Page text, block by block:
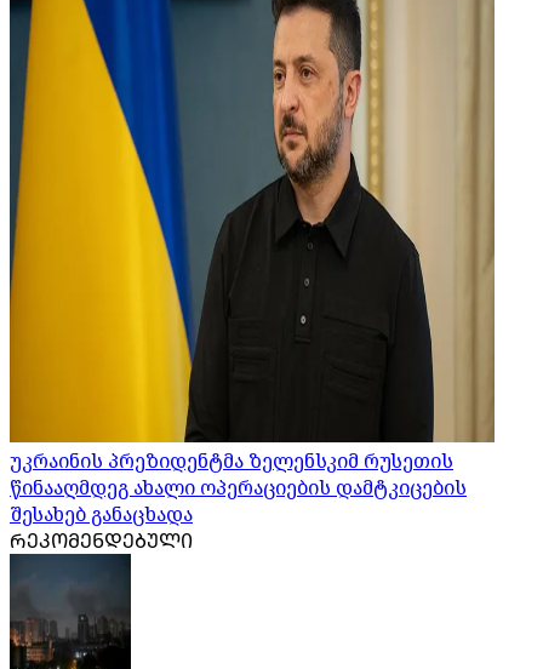
უკრაინის პრეზიდენტმა ზელენსკიმ რუსეთის
წინააღმდეგ ახალი ოპერაციების დამტკიცების
შესახებ განაცხადა
ᲠᲔᲙᲝᲛᲔᲜᲓᲔᲑᲣᲚᲘ